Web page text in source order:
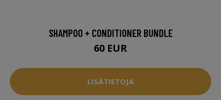
SHAMPOO + CONDITIONER BUNDLE
60 EUR
LISÄTIETOJA